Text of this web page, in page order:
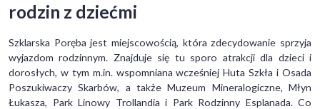
rodzin z dziećmi
Szklarska Poręba jest miejscowością, która zdecydowanie sprzyja
wyjazdom rodzinnym. Znajduje się tu sporo atrakcji dla dzieci i
dorosłych, w tym m.in. wspomniana wcześniej Huta Szkła i Osada
Poszukiwaczy Skarbów, a także Muzeum Mineralogiczne, Młyn
Łukasza, Park Linowy Trollandia i Park Rodzinny Esplanada. Co